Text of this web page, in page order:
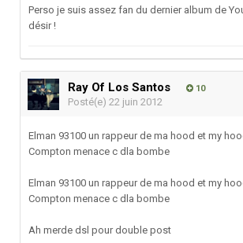
Perso je suis assez fan du dernier album de
désir !
Ray Of Los Santos 10
Posté(e) 22 juin 2012
Elman 93100 un rappeur de ma hood et my
Compton menace c dla bombe
Elman 93100 un rappeur de ma hood et my
Compton menace c dla bombe
Ah merde dsl pour double post